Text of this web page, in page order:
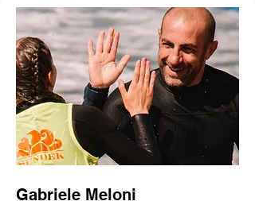
Gabriele Meloni